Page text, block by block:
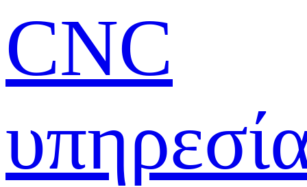
CNC